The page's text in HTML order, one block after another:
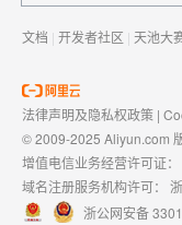
文档 | 开发者社区 | 天池大
法律声明及隐私权政策 |
© 2009-2025 Aliyun.com
增值电信业务经营许可证：
域名注册服务机构许可：
浙公网安备